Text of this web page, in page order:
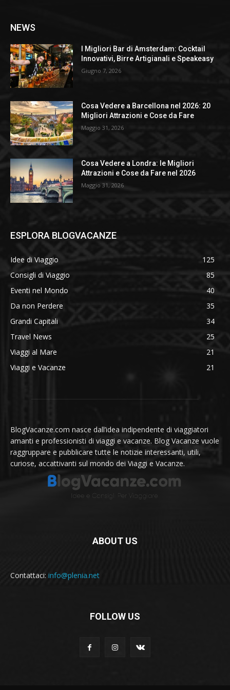
NEWS
I Migliori Bar di Amsterdam: Cocktail
Innovativi, Birre Artigianali e Speakeasy
Giugno 7, 2026
Cosa Vedere a Barcellona nel 2026: 20
Migliori Attrazioni e Cose da Fare
Maggio 31, 2026
Cosa Vedere a Londra: le Migliori
Attrazioni e Cose da Fare nel 2026
Maggio 31, 2026
ESPLORA BLOGVACANZE
Idee di Viaggio
125
Consigli di Viaggio
85
Eventi nel Mondo
40
Da non Perdere
35
Grandi Capitali
34
Travel News
25
Viaggi al Mare
21
Viaggi e Vacanze
21
BlogVacanze.com nasce dall’idea indipendente di viaggiatori
amanti e professionisti di viaggi e vacanze. Blog Vacanze vuole
raggruppare e pubblicare tutte le notizie interessanti, utili,
curiose, accattivanti sul mondo dei Viaggi e Vacanze.
ABOUT US
Contattaci: info@plenia.net
FOLLOW US